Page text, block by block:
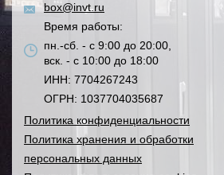
box@invt.ru
Время работы:
пн.-сб. - с 9:00 до 20:00,
вск. - с 10:00 до 18:00
ИНН: 7704267243
ОГРН: 1037704035687
Политика конфиденциальности
Политика хранения и обработки
персональных данных